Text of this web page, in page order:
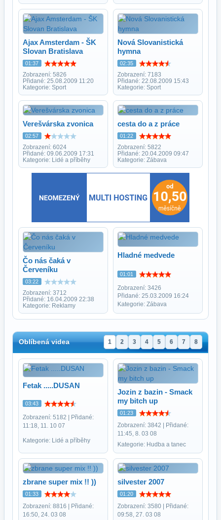
Ajax Amsterdam - ŠK
Slovan Bratislava
01:37
Zobrazení: 5826
Přidané: 25.08.2009 11:20
Kategorie: Sport
Nová Slovanistická
hymna
02:35
Zobrazení: 7183
Přidané: 22.08.2009 15:43
Kategorie: Sport
Verešvárska zvonica
02:57
Zobrazení: 6024
Přidané: 09.06.2009 17:31
Kategorie: Lidé a příběhy
cesta do a z práce
01:22
Zobrazení: 5822
Přidané: 20.04.2009 09:47
Kategorie: Zábava
Čo nás čaká v
Červeníku
03:22
Zobrazení: 3712
Přidané: 16.04.2009 22:38
Kategorie: Reklamy
Hladné medvede
01:01
Zobrazení: 3426
Přidané: 25.03.2009 16:24
Kategorie: Zábava
Oblíbená videa 1 2 3 4 5 6 7 8
Fetak .....DUSAN
03:43
Zobrazení: 5182 | Přidané:
11:18, 11. 10 07
Kategorie: Lidé a příběhy
Jozin z bazin - Smack
my bitch up
01:23
Zobrazení: 3842 | Přidané:
11:45, 8. 03 08
Kategorie: Hudba a tanec
zbrane super mix !! ))
01:33
Zobrazení: 8816 | Přidané:
16:50, 24. 03 08
silvester 2007
01:20
Zobrazení: 3580 | Přidané:
09:58, 27. 03 08